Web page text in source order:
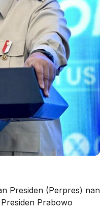
Presiden (Perpres) nan
Prabowo